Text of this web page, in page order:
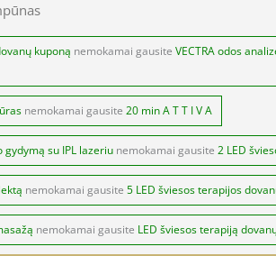
kuponą nemokamai gausite VECTRA odos
nemokamai gausite 20 min A T T I V A
gydymą su IPL lazeriunemokamai gausite 2 LED
nemokamai gausite 5 LED šviesos terapijos
nemokamai gausite LED šviesos terapiją